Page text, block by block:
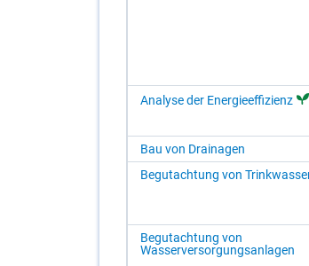
Analyse der Energieeffizienz
Bau von Drainagen
Begutachtung von
Begutachtung von
Wasserversorgungsanlagen